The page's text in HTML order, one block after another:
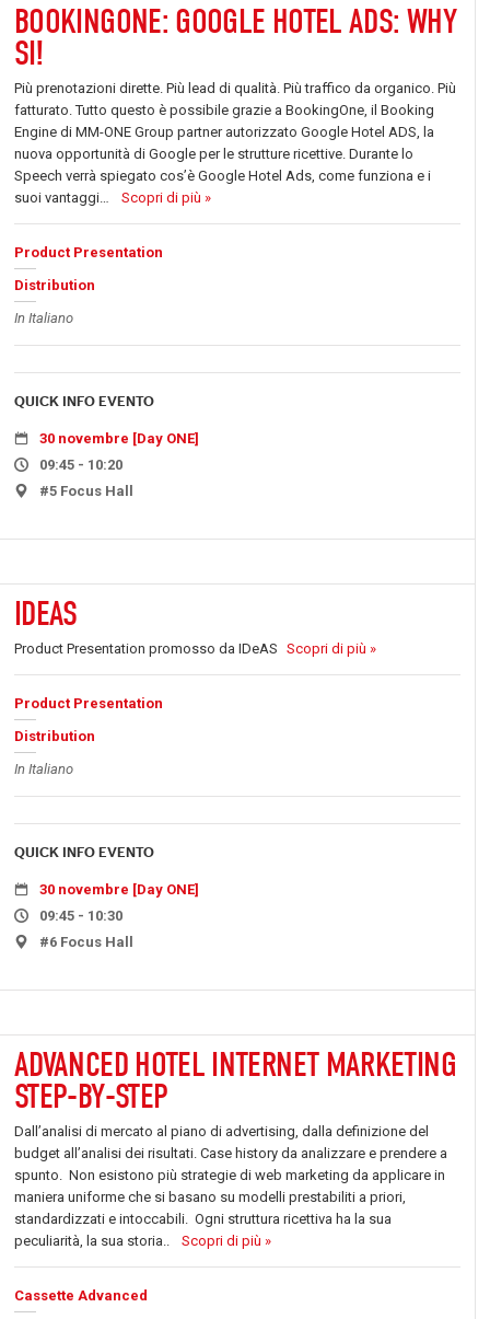
BOOKINGONE: GOOGLE HOTEL ADS: WHY
SI!
Più prenotazioni dirette. Più lead di qualità. Più traffico da organico. Più
fatturato. Tutto questo è possibile grazie a BookingOne, il Booking
Engine di MM-ONE Group partner autorizzato Google Hotel ADS, la
nuova opportunità di Google per le strutture ricettive. Durante lo
Speech verrà spiegato cos’è Google Hotel Ads, come funziona e i
suoi vantaggi…
Scopri di più »
Product Presentation
Distribution
In Italiano
QUICK INFO EVENTO
30 novembre [Day ONE]
09:45 - 10:20
#5 Focus Hall
IDEAS
Product Presentation promosso da IDeAS Scopri di più »
Product Presentation
Distribution
In Italiano
QUICK INFO EVENTO
30 novembre [Day ONE]
09:45 - 10:30
#6 Focus Hall
ADVANCED HOTEL INTERNET MARKETING
STEP-BY-STEP
Dall’analisi di mercato al piano di advertising, dalla definizione del
budget all’analisi dei risultati. Case history da analizzare e prendere a
spunto. Non esistono più strategie di web marketing da applicare in
maniera uniforme che si basano su modelli prestabiliti a priori,
standardizzati e intoccabili. Ogni struttura ricettiva ha la sua
peculiarità, la sua storia..
Scopri di più »
Cassette Advanced